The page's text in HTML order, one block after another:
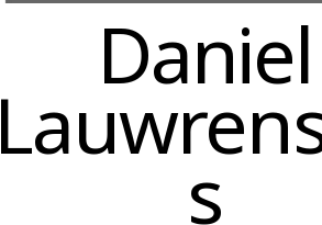
Daniel
s